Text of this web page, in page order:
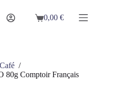
Panier
0,00€
/
80g Comptoir Français